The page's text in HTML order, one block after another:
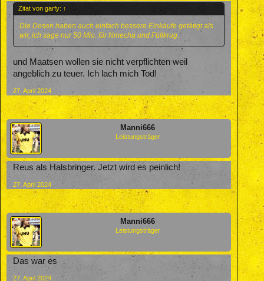
Zitat von garfy: ↑
Die Dosen haben auch einfach bessere Einkäufe getätigt als
wir, ich sage nur 50 Mio. für Nmecha und Füllkrug.
und Maatsen wollen sie nicht verpflichten weil
angeblich zu teuer. Ich lach mich Tod!
27. April 2024
Manni666
Leistungsträger
Reus als Halsbringer. Jetzt wird es peinlich!
27. April 2024
Manni666
Leistungsträger
Das war es
27. April 2024